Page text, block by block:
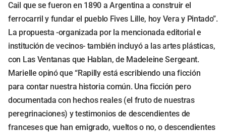
Cail que se fueron en 1890 a Argentina a construir el
ferrocarril y fundar el pueblo Fives Lille, hoy Vera y Pintado”.
La propuesta -organizada por la mencionada editorial e
institución de vecinos- también incluyó a las artes plásticas,
con Las Ventanas que Hablan, de Madeleine Sergeant.
Marielle opinó que “Rapilly está escribiendo una ficción
para contar nuestra historia común. Una ficción pero
documentada con hechos reales (el fruto de nuestras
peregrinaciones) y testimonios de descendientes de
franceses que han emigrado, vueltos o no, o descendientes